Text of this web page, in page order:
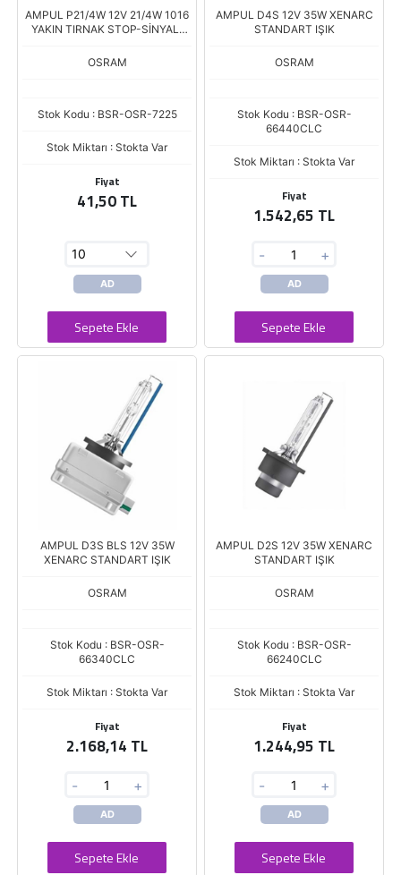
AMPUL P21/4W 12V 21/4W 1016
YAKIN TIRNAK STOP-SİNYAL-
OSRAM
Stok Kodu : BSR-OSR-7225
Stok Miktarı : Stokta Var
Fiyat
41,50 TL
AD
Sepete Ekle
AMPUL D4S 12V 35W XENARC
STANDART IŞIK
OSRAM
Stok Kodu : BSR-OSR-
66440CLC
Stok Miktarı : Stokta Var
Fiyat
1.542,65 TL
- +
AD
Sepete Ekle
AMPUL D3S BLS 12V 35W
XENARC STANDART IŞIK
OSRAM
Stok Kodu : BSR-OSR-
66340CLC
Stok Miktarı : Stokta Var
Fiyat
2.168,14 TL
- +
AD
Sepete Ekle
AMPUL D2S 12V 35W XENARC
STANDART IŞIK
OSRAM
Stok Kodu : BSR-OSR-
66240CLC
Stok Miktarı : Stokta Var
Fiyat
1.244,95 TL
- +
AD
Sepete Ekle